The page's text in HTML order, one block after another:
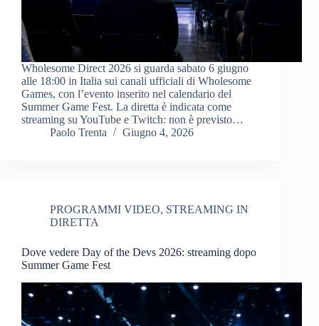
Wholesome Direct 2026 si guarda sabato 6 giugno
alle 18:00 in Italia sui canali ufficiali di Wholesome
Games, con l’evento inserito nel calendario del
Summer Game Fest. La diretta è indicata come
streaming su YouTube e Twitch: non è previsto…
Paolo Trenta
Giugno 4, 2026
PROGRAMMI VIDEO, STREAMING IN
DIRETTA
Dove vedere Day of the Devs 2026: streaming dopo
Summer Game Fest